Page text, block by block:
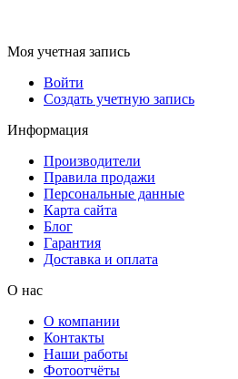
Моя учетная запись
Войти
Создать учетную запись
Информация
Производители
Правила продажи
Персональные данные
Карта сайта
Блог
Гарантия
Доставка и оплата
О нас
О компании
Контакты
Наши работы
Фотоотчёты